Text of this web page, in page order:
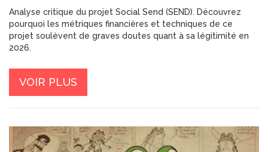
Analyse critique du projet Social Send (SEND). Découvrez
pourquoi les métriques financières et techniques de ce
projet soulèvent de graves doutes quant à sa légitimité en
2026.
VOIR PLUS